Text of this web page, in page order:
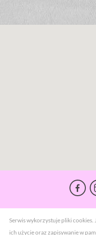
Serwis wykorzystuje pliki cookies.
ich użycie oraz zapisywanie w